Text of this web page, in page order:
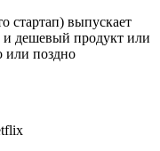
стартап) выпускает
дешевый продукт или
или поздно